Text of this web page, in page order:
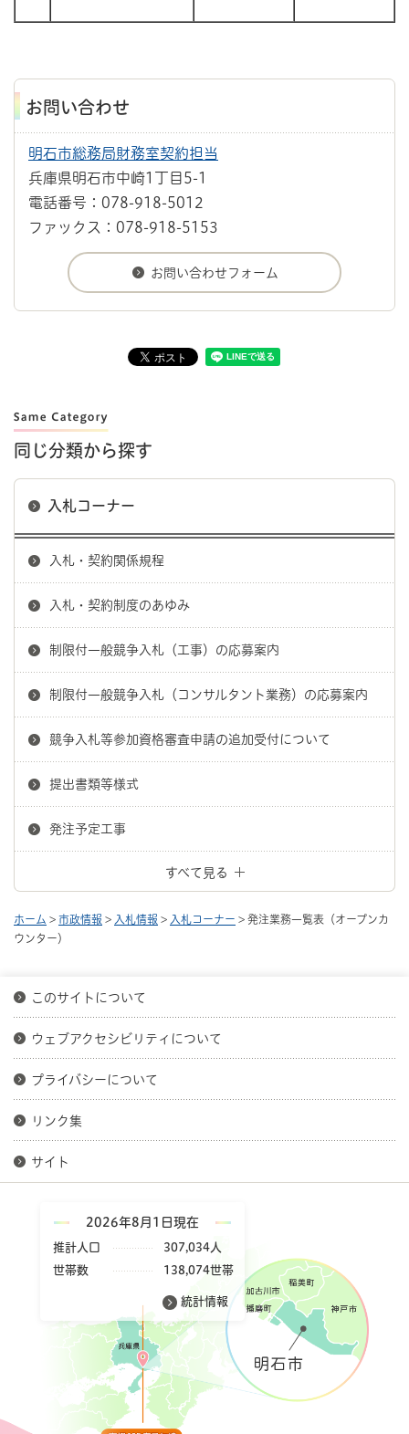
お問い合わせ
明石市総務局財務室契約担当
兵庫県明石市中崎1丁目5-1
電話番号：078-918-5012
ファックス：078-918-5153
同じ分類から探す
入札コーナー
入札・契約関係規程
入札・契約制度のあゆみ
制限付一般競争入札（工事）の応募案内
制限付一般競争入札（コンサルタント業務）の応募案内
競争入札等参加資格審査申請の追加受付について
提出書類等様式
発注予定工事
すべて見る
ホーム > 市政情報 > 入札情報 > 入札コーナー > 発注業務一覧表（オープンカ
ウンター）
このサイトについて
ウェブアクセシビリティについて
プライバシーについて
リンク集
サイト
2026年8月1日現在
推計人口
307,034人
世帯数
138,074世帯
統計情報